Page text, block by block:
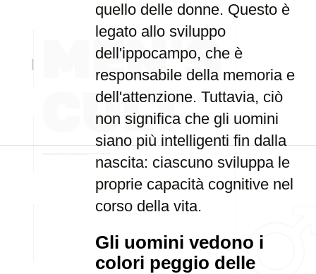
quello delle donne. Questo è
legato allo sviluppo
dell'ippocampo, che è
responsabile della memoria e
dell'attenzione. Tuttavia, ciò
non significa che gli uomini
siano più intelligenti fin dalla
nascita: ciascuno sviluppa le
proprie capacità cognitive nel
corso della vita.
Gli uomini vedono i
colori peggio delle